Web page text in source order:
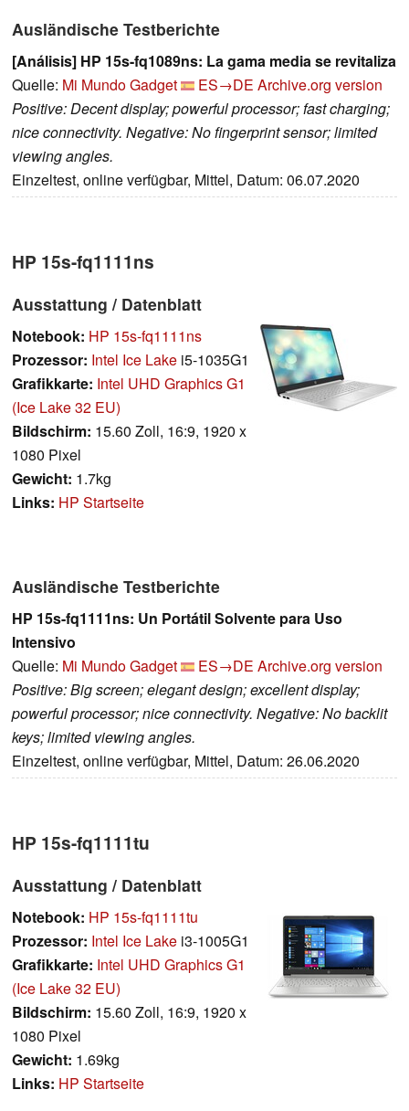
Ausländische Testberichte
[Análisis] HP 15s-fq1089ns: La gama media se revitaliza
Quelle: Mi Mundo Gadget ES→DE Archive.org version
Positive: Decent display; powerful processor; fast charging;
nice connectivity. Negative: No fingerprint sensor; limited
viewing angles.
Einzeltest, online verfügbar, Mittel, Datum: 06.07.2020
HP 15s-fq1111ns
Ausstattung / Datenblatt
Notebook: HP 15s-fq1111ns
Prozessor: Intel Ice Lake i5-1035G1
Grafikkarte: Intel UHD Graphics G1
(Ice Lake 32 EU)
Bildschirm: 15.60 Zoll, 16:9, 1920 x
1080 Pixel
Gewicht: 1.7kg
Links: HP Startseite
Ausländische Testberichte
HP 15s-fq1111ns: Un Portátil Solvente para Uso
Intensivo
Quelle: Mi Mundo Gadget ES→DE Archive.org version
Positive: Big screen; elegant design; excellent display;
powerful processor; nice connectivity. Negative: No backlit
keys; limited viewing angles.
Einzeltest, online verfügbar, Mittel, Datum: 26.06.2020
HP 15s-fq1111tu
Ausstattung / Datenblatt
Notebook: HP 15s-fq1111tu
Prozessor: Intel Ice Lake i3-1005G1
Grafikkarte: Intel UHD Graphics G1
(Ice Lake 32 EU)
Bildschirm: 15.60 Zoll, 16:9, 1920 x
1080 Pixel
Gewicht: 1.69kg
Links: HP Startseite